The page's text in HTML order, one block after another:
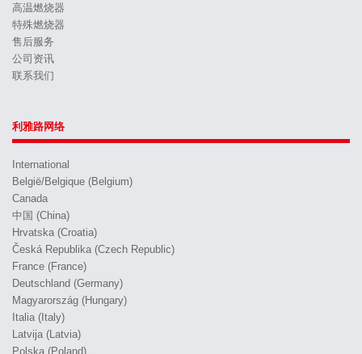
高温燃烧器
特殊燃烧器
售后服务
公司资讯
联系我们
利雅路网络
International
België/Belgique (Belgium)
Canada
中国 (China)
Hrvatska (Croatia)
Česká Republika (Czech Republic)
France (France)
Deutschland (Germany)
Magyarország (Hungary)
Italia (Italy)
Latvija (Latvia)
Polska (Poland)